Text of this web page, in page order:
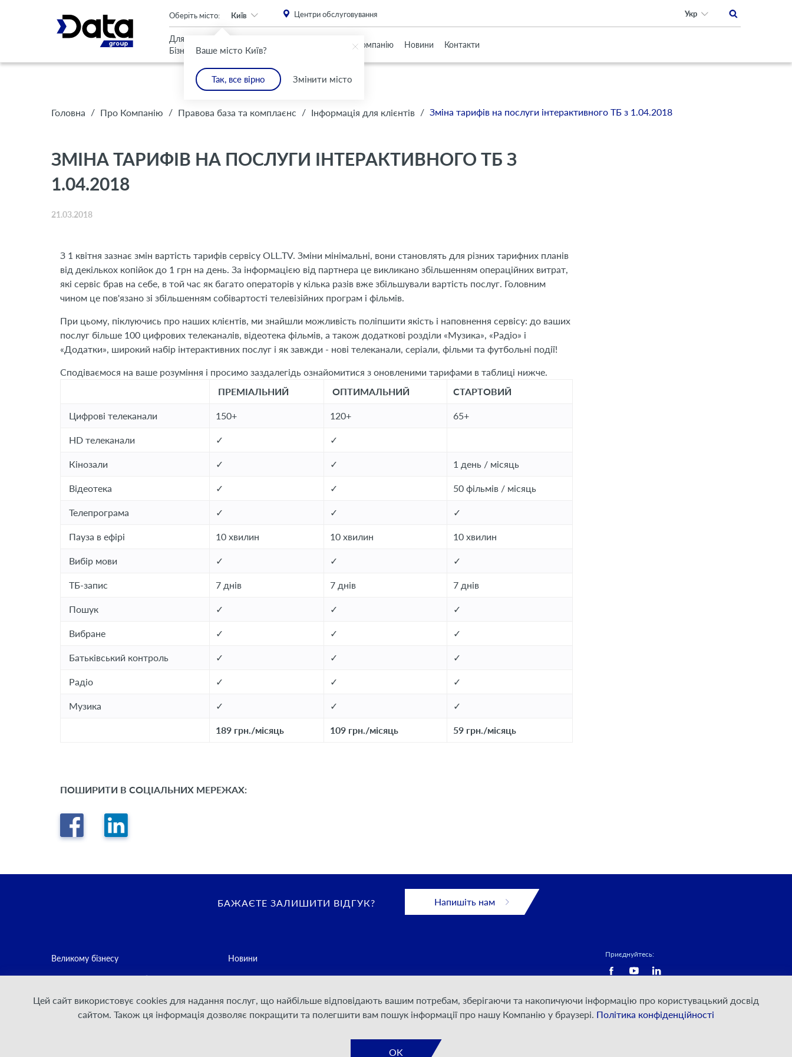
Ваше місто Київ?
Так, все вірно Змінити місто
Оберіть місто: Київ Центри обслуговування Укр
Для
Бізнесу
Дому
Про Компанію Новини Контакти
Головна / Про Компанію / Правова база та комплаєнс / Інформація для клієнтів / Зміна тарифів на послуги інтерактивного ТБ з 1.04.2018
ЗМІНА ТАРИФІВ НА ПОСЛУГИ ІНТЕРАКТИВНОГО ТБ З
1.04.2018
21.03.2018
З 1 квітня зазнає змін вартість тарифів сервісу OLL.TV. Зміни мінімальні, вони становлять для різних тарифних планів
від декількох копійок до 1 грн на день. За інформацією від партнера це викликано збільшенням операційних витрат,
які сервіс брав на себе, в той час як багато операторів у кілька разів вже збільшували вартість послуг. Головним
чином це пов'язано зі збільшенням собівартості телевізійних програм і фільмів.
При цьому, піклуючись про наших клієнтів, ми знайшли можливість поліпшити якість і наповнення сервісу: до ваших
послуг більше 100 цифрових телеканалів, відеотека фільмів, а також додаткові розділи «Музика», «Радіо» і
«Додатки», широкий набір інтерактивних послуг і як завжди - нові телеканали, серіали, фільми та футбольні події!
Сподіваємося на ваше розуміння і просимо заздалегідь ознайомитися з оновленими тарифами в таблиці нижче.
ПРЕМІАЛЬНИЙ
ОПТИМАЛЬНИЙ СТАРТОВИЙ
Цифрові телеканали 150+ 120+ 65+
HD телеканали ✓ ✓
Кінозали ✓ ✓ 1 день / місяць
Відеотека ✓ ✓ 50 фільмів / місяць
Телепрограма ✓ ✓ ✓
Пауза в ефірі 10 хвилин 10 хвилин 10 хвилин
Вибір мови ✓ ✓ ✓
ТБ-запис 7 днів 7 днів 7 днів
Пошук ✓ ✓ ✓
Вибране ✓ ✓ ✓
Батьківський контроль ✓ ✓ ✓
Радіо ✓ ✓ ✓
Музика ✓ ✓ ✓
189 грн./місяць 109 грн./місяць 59 грн./місяць
ПОШИРИТИ В СОЦІАЛЬНИХ МЕРЕЖАХ:
БАЖАЄТЕ ЗАЛИШИТИ ВІДГУК? Напишіть нам
Великому бізнесу
Постачальникам послуг зв'язку
Для Дому
Новини
Політика конфіденційності
Умови надання послуг
Приєднуйтесь:
Цей сайт використовує cookies для надання послуг, що найбільше відповідають вашим потребам, зберігаючи та накопичуючи інформацію про користувацький досвід
сайтом. Також ця інформація дозволяє покращити та полегшити вам пошук інформації про нашу Компанію у браузері. Політика конфіденційності
OK
An important update (Chrome 143) is available for your browser. Please install this critical browser update